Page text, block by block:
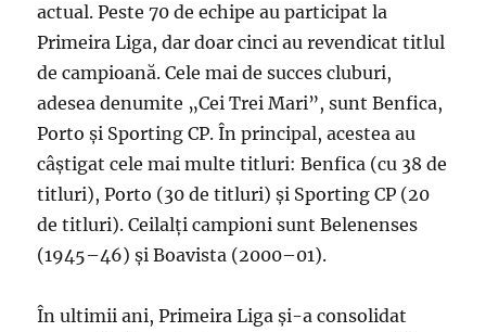
actual. Peste 70 de echipe au participat la
Primeira Liga, dar doar cinci au revendicat titlul
de campioană. Cele mai de succes cluburi,
adesea denumite „Cei Trei Mari”, sunt Benfica,
Porto și Sporting CP. În principal, acestea au
câștigat cele mai multe titluri: Benfica (cu 38 de
titluri), Porto (30 de titluri) și Sporting CP (20
de titluri). Ceilalți campioni sunt Belenenses
(1945–46) și Boavista (2000–01).
În ultimii ani, Primeira Liga și-a consolidat